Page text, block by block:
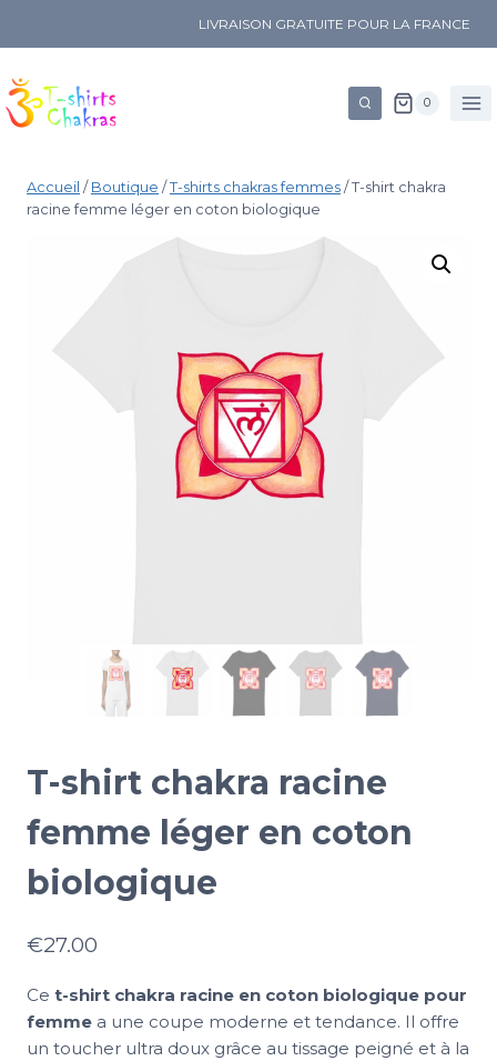
LIVRAISON GRATUITE POUR LA FRANCE
0
Accueil / Boutique / T-shirts chakras femmes / T-shirt chakra
racine femme léger en coton biologique
T-shirt chakra racine
femme léger en coton
biologique
€27.00
Ce t-shirt chakra racine en coton biologique pour
femme a une coupe moderne et tendance. Il offre
un toucher ultra doux grâce au tissage peigné et à la